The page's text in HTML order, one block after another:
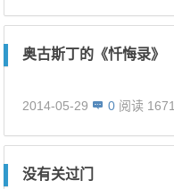
奥古斯丁的《忏悔录》
2014-05-29 0 阅读 1671
没有关过门